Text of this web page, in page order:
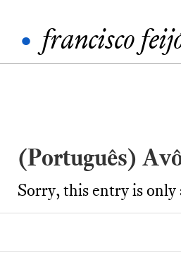
• francisco
(Português)
Sorry, this entry is only